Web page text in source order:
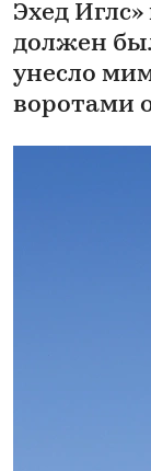
Эхед
должен
унесло
воротами